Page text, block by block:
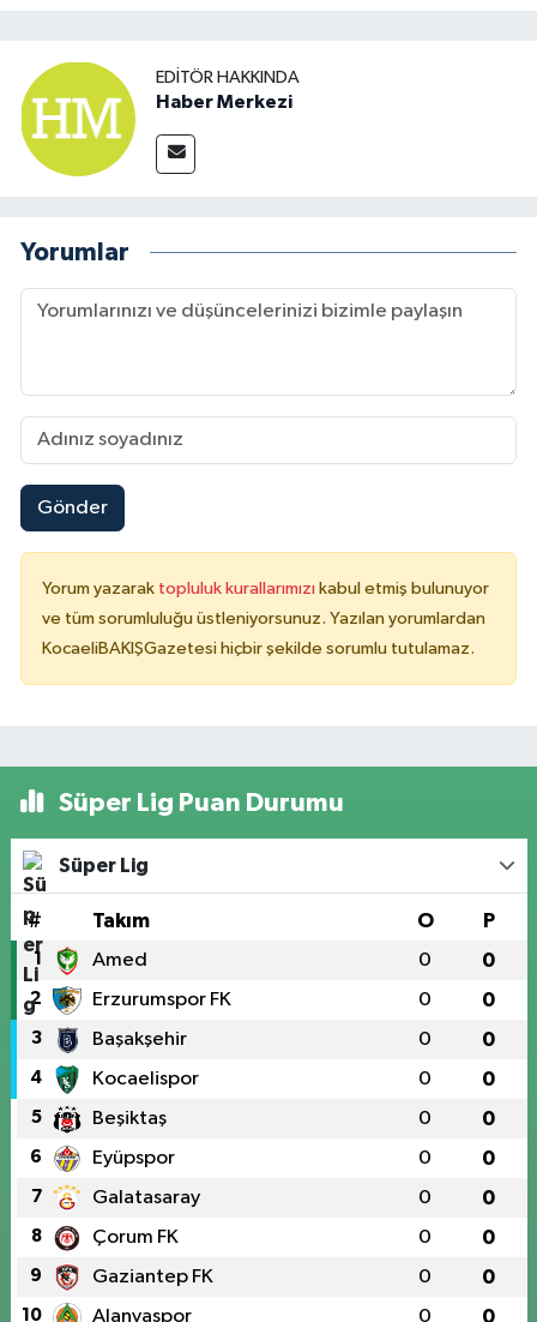
EDITÖR HAKKINDA
Haber Merkezi
Yorumlar
Gönder
Yorum yazarak topluluk kurallarımızı kabul etmiş bulunuyor
ve tüm sorumluluğu üstleniyorsunuz. Yazılan yorumlardan
KocaeliBAKIŞGazetesi hiçbir şekilde sorumlu tutulamaz.
Süper Lig Puan Durumu
Süper Lig
# Takım O P
1 Amed 0 0
2 Erzurumspor FK 0 0
3 Başakşehir 0 0
4 Kocaelispor 0 0
5 Beşiktaş 0 0
6 Eyüpspor 0 0
7 Galatasaray 0 0
8 Çorum FK 0 0
9 Gaziantep FK 0 0
10 Alanyaspor 0 0